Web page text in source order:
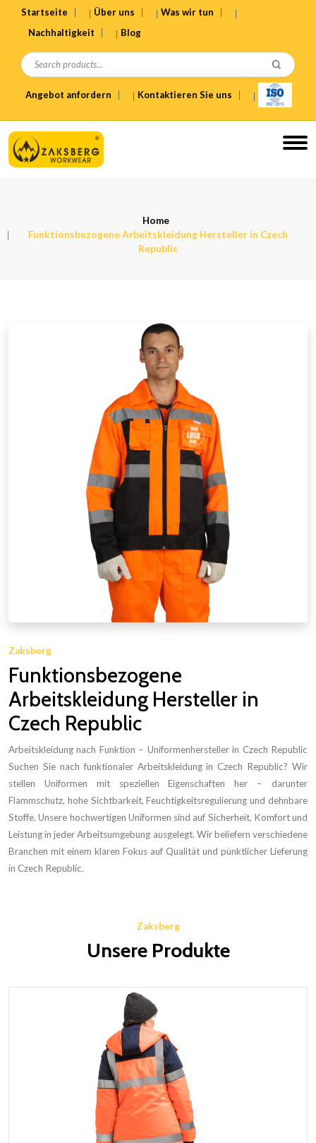
Startseite Über uns
Was wir tun
Nachhaltigkeit
Blog
Angebot anfordern Kontaktieren Sie uns
Home
Funktionsbezogene Arbeitskleidung Hersteller in Czech
Republic
Zaksberg
Funktionsbezogene
Arbeitskleidung Hersteller in
Czech Republic
Arbeitskleidung nach Funktion – Uniformenhersteller in Czech Republic
Suchen Sie nach funktionaler Arbeitskleidung in Czech Republic? Wir
stellen Uniformen mit speziellen Eigenschaften her – darunter
Flammschutz, hohe Sichtbarkeit, Feuchtigkeitsregulierung und dehnbare
Stoffe. Unsere hochwertigen Uniformen sind auf Sicherheit, Komfort und
Leistung in jeder Arbeitsumgebung ausgelegt. Wir beliefern verschiedene
Branchen mit einem klaren Fokus auf Qualität und pünktlicher Lieferung
in Czech Republic.
Zaksberg
Unsere Produkte